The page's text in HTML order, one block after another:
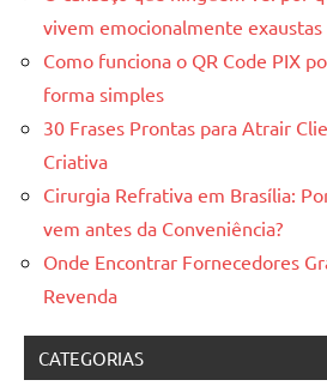
vivem emocionalmente
Como funciona o QR Code PIX
forma simples
30 Frases Prontas para Atrair
Criativa
Cirurgia Refrativa em Brasília:
vem antes da Conveniência?
Onde Encontrar Fornecedores
Revenda
CATEGORIAS